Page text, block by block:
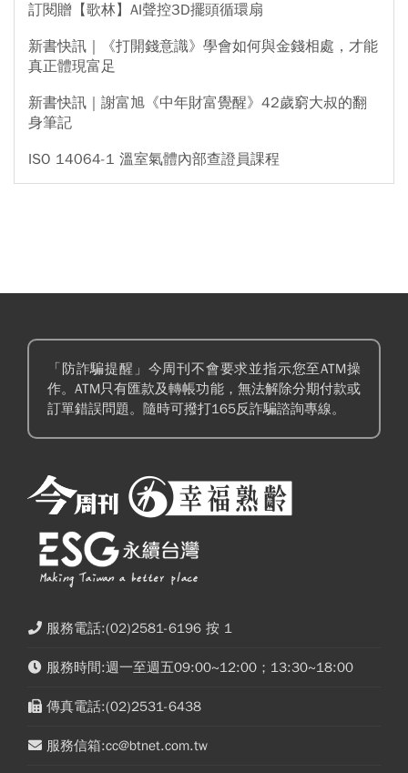
訂閱贈【歌林】AI聲控3D擺頭循環扇
新書快訊｜《打開錢意識》學會如何與金錢相處，才能
真正體現富足
新書快訊｜謝富旭《中年財富覺醒》42歲窮大叔的翻
身筆記
ISO 14064-1 溫室氣體內部查證員課程
「防詐騙提醒」今周刊不會要求並指示您至ATM操
作。ATM只有匯款及轉帳功能，無法解除分期付款或
訂單錯誤問題。隨時可撥打165反詐騙諮詢專線。
服務電話:(02)2581-6196 按 1
服務時間:週一至週五09:00~12:00；13:30~18:00
傳真電話:(02)2531-6438
服務信箱:cc@btnet.com.tw